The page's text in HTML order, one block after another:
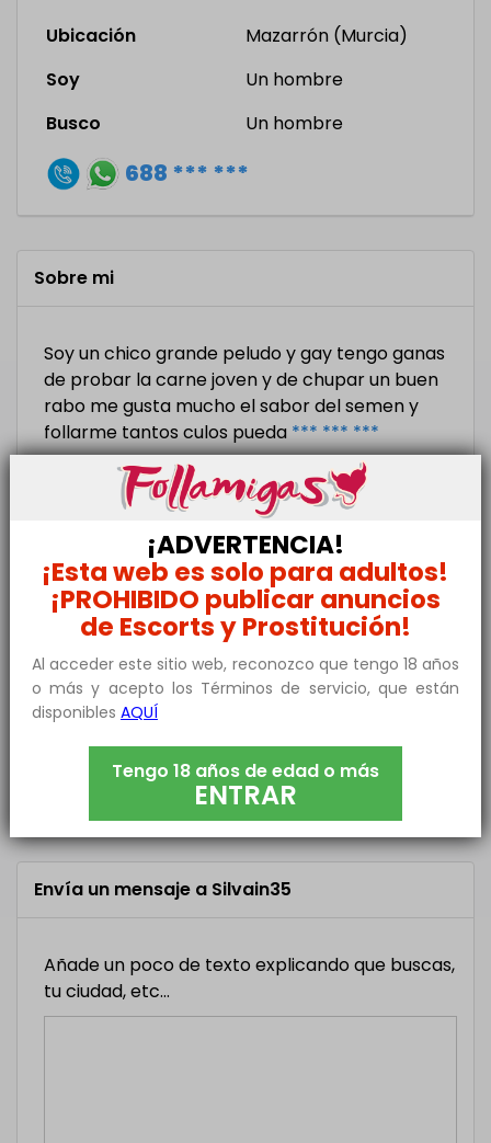
Ubicación
Mazarrón (Murcia)
Soy
Un hombre
Busco
Un hombre
688 *** ***
Sobre mi
Soy un chico grande peludo y gay tengo ganas
de probar la carne joven y de chupar un buen
rabo me gusta mucho el sabor del semen y
follarme tantos culos pueda *** *** ***
Silvain35 ha recibido 2 mensajes
DANAEL
Recibido Ahora
Hola que rico estás cuando te pasa por canarias
Tenerife
Hola mi cabron vamos a darle o que
Envía un mensaje a Silvain35
Añade un poco de texto explicando que buscas,
tu ciudad, etc...
¡ADVERTENCIA!
¡Esta web es solo para adultos!
¡PROHIBIDO publicar anuncios
de Escorts y Prostitución!
Al acceder este sitio web, reconozco que tengo 18 años
o más y acepto los Términos de servicio, que están
disponibles AQUÍ
Tengo 18 años de edad o más
ENTRAR